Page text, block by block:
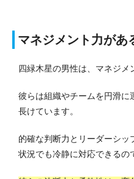
マネジメント力があ
四緑木星の男性は、マネジメ
彼らは組織やチームを円滑に
長けています。
的確な判断力とリーダーシッ
状況でも冷静に対応できるの